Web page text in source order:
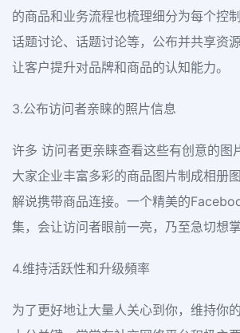
的商品和业务流程也梳理细分为每个控
话题讨论、话题讨论等，公布并共享资
让客户提升对品牌和商品的认知能力。
3.公布访问者亲睐的照片信息
许多 访问者更亲睐查看这些有创意的图
大家企业丰富多彩的商品图片制成相册
解说携带商品连接。一个精美的
集，会让访问者眼前一亮，乃至急切想掌
4.维持活跃性和升级頻率
为了更好地让大量人关心到你，维持你